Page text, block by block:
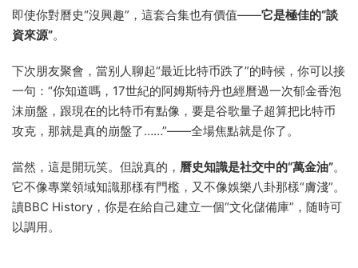
即使你對曆史“沒興趣”，這套合集也有價值——它是極佳的“談
資來源”。
下次朋友聚會，當别人聊起“最近比特币跌了”的時候，你可以接
一句：“你知道嗎，17世紀的阿姆斯特丹也經曆過一次郁金香泡
沫崩盤，跟現在的比特币有點像，要是谷歌量子超算把比特币
攻克，那就是真的崩盤了……”——全場焦點就是你了。
當然，這是開玩笑。但說真的， 曆史知識是社交中的“萬金油”。
它不像專業領域知識那樣有門檻，又不像娛樂八卦那樣“膚淺”。
讀BBC History，你是在給自己建立一個“文化儲備庫”，随時可
以調用。